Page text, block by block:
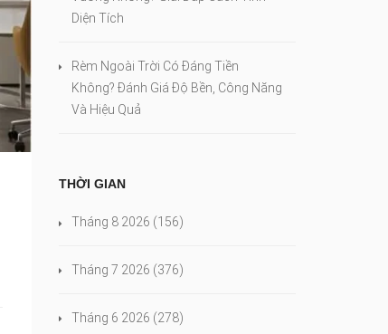
Diện Tích
Rèm Ngoài Trời Có Đáng Tiền
Không? Đánh Giá Độ Bền, Công Năng
Và Hiệu Quả
THỜI GIAN
Tháng 8 2026 (156)
Tháng 7 2026 (376)
Tháng 6 2026 (278)